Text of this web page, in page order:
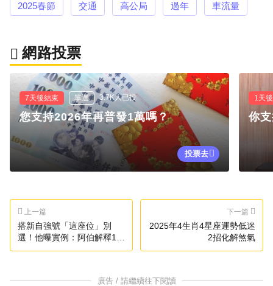
2025春節 交通 高公局 過年 車流量
網路投票
7天後結束 單選 3.7K人已投
您支持2026年再普發1萬嗎？
投票去
1天
你
上一篇
搭新自強號「這座位」別
選！他曝實例：阿伯解釋10
次以上
下一篇
2025年4生肖4星座運勢低迷
2招化解煞氣
廣告 / 請繼續往下閱讀